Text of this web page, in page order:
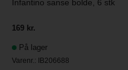
Infantino sanse bolde, 6 stk
169 kr.
På lager
Varenr.: IB206688